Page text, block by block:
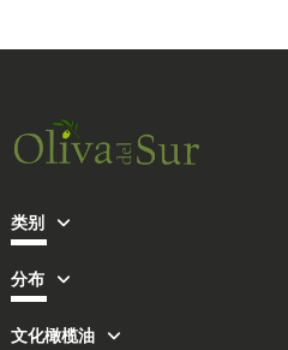
类别
分布
文化橄榄油